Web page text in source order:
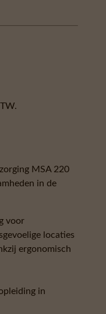
MSA 220
in de
voor
locaties
ergonomisch
in